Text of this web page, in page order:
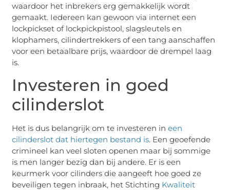
waardoor het inbrekers erg gemakkelijk wordt
gemaakt. Iedereen kan gewoon via internet een
lockpickset of lockpickpistool, slagsleutels en
klophamers, cilindertrekkers of een tang aanschaffen
voor een betaalbare prijs, waardoor de drempel laag
is.
Investeren in goed
cilinderslot
Het is dus belangrijk om te investeren ineen
cilinderslot dat hiertegen bestand is. Een geoefende
crimineel kan veel sloten openen maar bij sommige
is men langer bezig dan bij andere. Er is een
keurmerk voor cilinders die aangeeft hoe goed ze
beveiligen tegen inbraak, het Stichting Kwaliteit